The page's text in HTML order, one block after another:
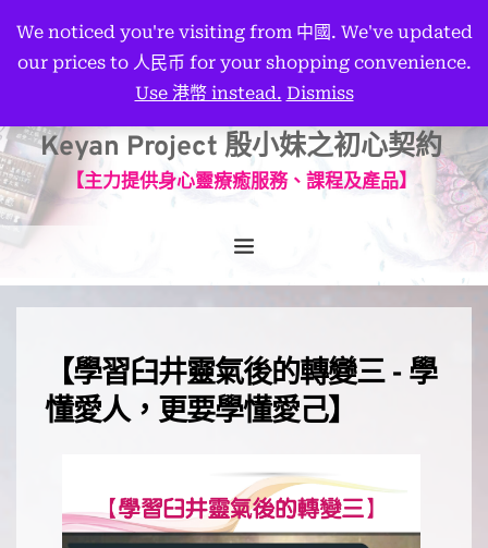
Keyan Project 殷小妹之初心契約
【主力提供身心靈療癒服務、課程及產品】
【學習臼井靈氣後的轉變三 - 學
懂愛人，更要學懂愛己】
We noticed you're visiting from 中國. We've updated
our prices to 人民币 for your shopping convenience.
Use 港幣 instead. Dismiss